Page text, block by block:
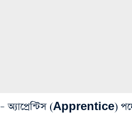
– অ্যাপ্রেন্টিস (Apprentice)